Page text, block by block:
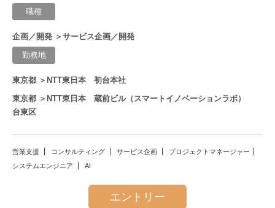
グローバル
カーボンニュートラル
ガバナンス
職種
企画／開発 ＞サービス企画／開発
勤務地
東京都 ＞NTT東日本 初台本社
東京都 ＞NTT東日本 蔵前ビル（スマートイノベーションラボ）
台東区
営業支援 コンサルティング サービス企画
プロジェクトマネージャー
システムエンジニア
AI
エントリー